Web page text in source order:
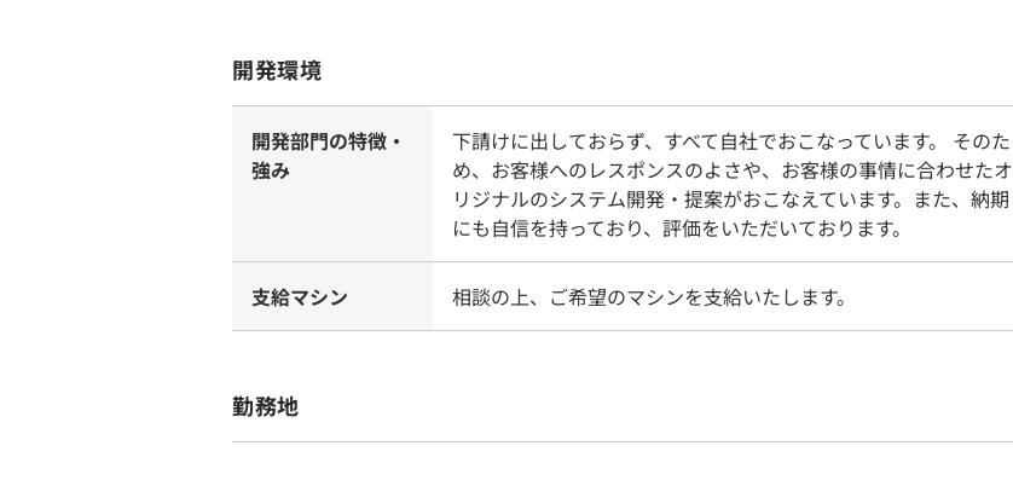
開発環境
開発部門の特徴・
強み
下請けに出しておらず、すべて自社でおこなっています。 そのた
め、お客様へのレスポンスのよさや、お客様の事情に合わせたオ
リジナルのシステム開発・提案がおこなえています。また、納期
にも自信を持っており、評価をいただいております。
支給マシン 相談の上、ご希望のマシンを支給いたします。
勤務地